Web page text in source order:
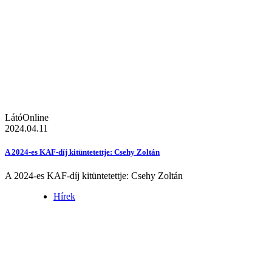
LátóOnline
2024.04.11
A 2024-es KAF-díj kitüntetettje: Csehy Zoltán
A 2024-es KAF-díj kitüntetettje: Csehy Zoltán
Hírek